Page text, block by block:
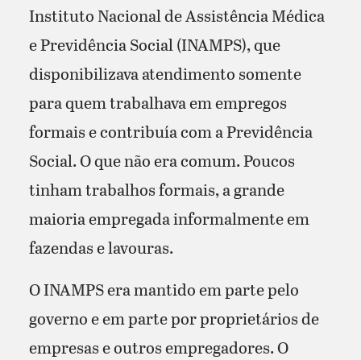
Instituto Nacional de Assistência Médica
e Previdência Social (INAMPS), que
disponibilizava atendimento somente
para quem trabalhava em empregos
formais e contribuía com a Previdência
Social. O que não era comum. Poucos
tinham trabalhos formais, a grande
maioria empregada informalmente em
fazendas e lavouras.
O INAMPS era mantido em parte pelo
governo e em parte por proprietários de
empresas e outros empregadores. O